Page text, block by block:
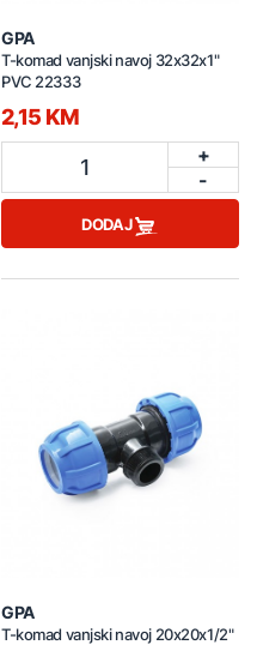
GPA
T-komad vanjski navoj 32x32x1"
PVC 22333
2,15 KM
1
+
-
DODAJ
GPA
T-komad vanjski navoj 20x20x1/2"